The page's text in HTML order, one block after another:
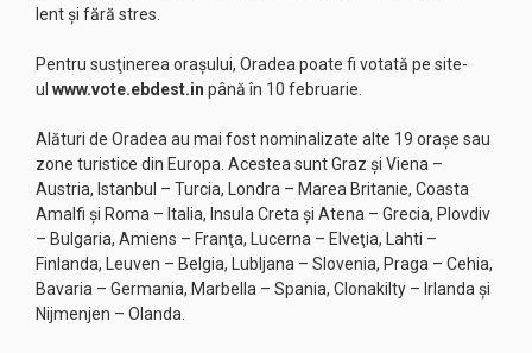
lent şi fără stres.
Pentru susţinerea oraşului, Oradea poate fi votată pe site-
ul www.vote.ebdest.in până în 10 februarie.
Alături de Oradea au mai fost nominalizate alte 19 oraşe sau
zone turistice din Europa. Acestea sunt Graz şi Viena –
Austria, Istanbul – Turcia, Londra – Marea Britanie, Coasta
Amalfi şi Roma – Italia, Insula Creta şi Atena – Grecia, Plovdiv
– Bulgaria, Amiens – Franţa, Lucerna – Elveţia, Lahti –
Finlanda, Leuven – Belgia, Lubljana – Slovenia, Praga – Cehia,
Bavaria – Germania, Marbella – Spania, Clonakilty – Irlanda şi
Nijmenjen – Olanda.